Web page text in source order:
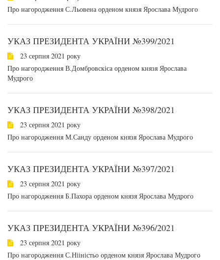
Про нагородження С.Льовена орденом князя Ярослава Мудрого
УКАЗ ПРЕЗИДЕНТА УКРАЇНИ №399/2021
23 серпня 2021 року
Про нагородження В.Домбровскіса орденом князя Ярослава
Мудрого
УКАЗ ПРЕЗИДЕНТА УКРАЇНИ №398/2021
23 серпня 2021 року
Про нагородження М.Санду орденом князя Ярослава Мудрого
УКАЗ ПРЕЗИДЕНТА УКРАЇНИ №397/2021
23 серпня 2021 року
Про нагородження Б.Пахора орденом князя Ярослава Мудрого
УКАЗ ПРЕЗИДЕНТА УКРАЇНИ №396/2021
23 серпня 2021 року
Про нагородження С.Нііністьо орденом князя Ярослава Мудрого